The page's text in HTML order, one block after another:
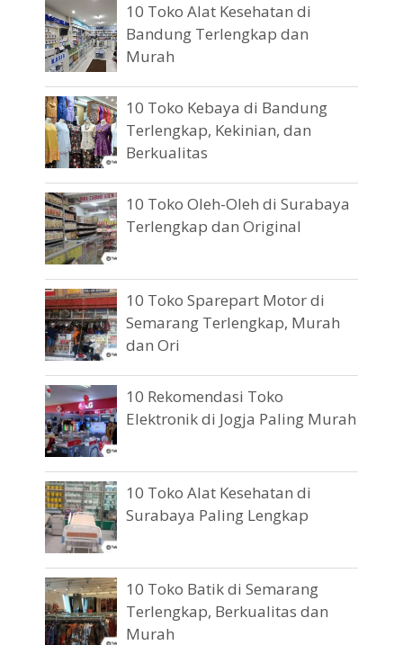
10 Toko Alat Kesehatan di
Bandung Terlengkap dan
Murah
10 Toko Kebaya di Bandung
Terlengkap, Kekinian, dan
Berkualitas
10 Toko Oleh-Oleh di Surabaya
Terlengkap dan Original
10 Toko Sparepart Motor di
Semarang Terlengkap, Murah
dan Ori
10 Rekomendasi Toko
Elektronik di Jogja Paling Murah
10 Toko Alat Kesehatan di
Surabaya Paling Lengkap
10 Toko Batik di Semarang
Terlengkap, Berkualitas dan
Murah